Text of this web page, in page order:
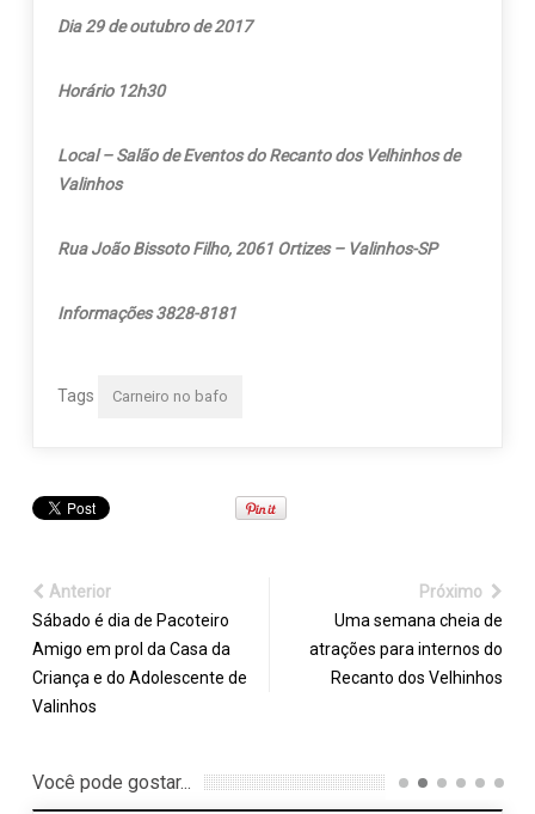
Dia 29 de outubro de 2017
Horário 12h30
Local – Salão de Eventos do Recanto dos Velhinhos de
Valinhos
Rua João Bissoto Filho, 2061 Ortizes – Valinhos-SP
Informações 3828-8181
Tags Carneiro no bafo
Anterior
Sábado é dia de Pacoteiro
Amigo em prol da Casa da
Criança e do Adolescente de
Valinhos
Próximo
Uma semana cheia de
atrações para internos do
Recanto dos Velhinhos
Você pode gostar...